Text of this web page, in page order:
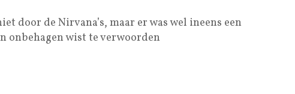
door de Nirvana’s, maar er was wel ineens een
onbehagen wist te verwoorden